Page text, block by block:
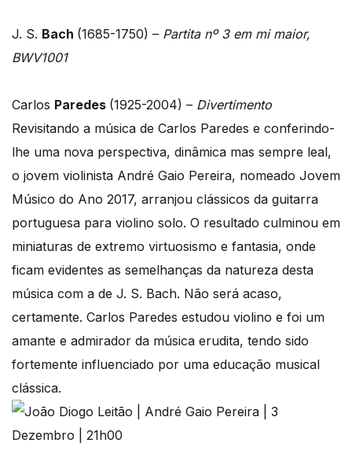
J. S. Bach (1685-1750) – Partita nº 3 em mi maior,
BWV1001
Carlos Paredes (1925-2004) – Divertimento
Revisitando a música de Carlos Paredes e conferindo-
lhe uma nova perspectiva, dinâmica mas sempre leal,
o jovem violinista André Gaio Pereira, nomeado Jovem
Músico do Ano 2017, arranjou clássicos da guitarra
portuguesa para violino solo. O resultado culminou em
miniaturas de extremo virtuosismo e fantasia, onde
ficam evidentes as semelhanças da natureza desta
música com a de J. S. Bach. Não será acaso,
certamente. Carlos Paredes estudou violino e foi um
amante e admirador da música erudita, tendo sido
fortemente influenciado por uma educação musical
clássica.